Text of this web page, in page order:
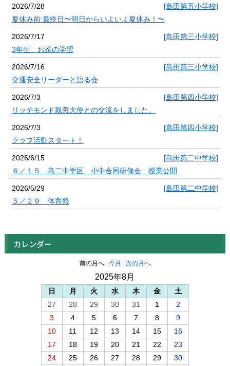
2026/7/28
[島田第五小学校]
夏休み前 最終日〜明日からいよいよ夏休み！〜
2026/7/17
[島田第三小学校]
3年生 お茶の学習
2026/7/16
[島田第三小学校]
交通安全リーダーと語る会
2026/7/3
[島田第四小学校]
リッチモンド親善大使との交流をしました。
2026/7/3
[島田第四小学校]
クラブ活動スタート！
2026/6/15
[島田第二中学校]
６／１５ 島二中学区 小中合同研修会 授業公開
2026/5/29
[島田第二中学校]
５／２９ 体育祭
カレンダー
前の月へ 今月 次の月へ
2025年8月
日 月 火 水 木 金
土
27
28 29 30 31 1
2
3
4 5 6 7 8
9
10
11 12 13 14 15
16
17
18 19 20 21 22
23
24
25 26 27 28 29 30